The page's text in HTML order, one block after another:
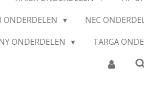
ONDERDELEN NEC
ONDERDELEN TARGA